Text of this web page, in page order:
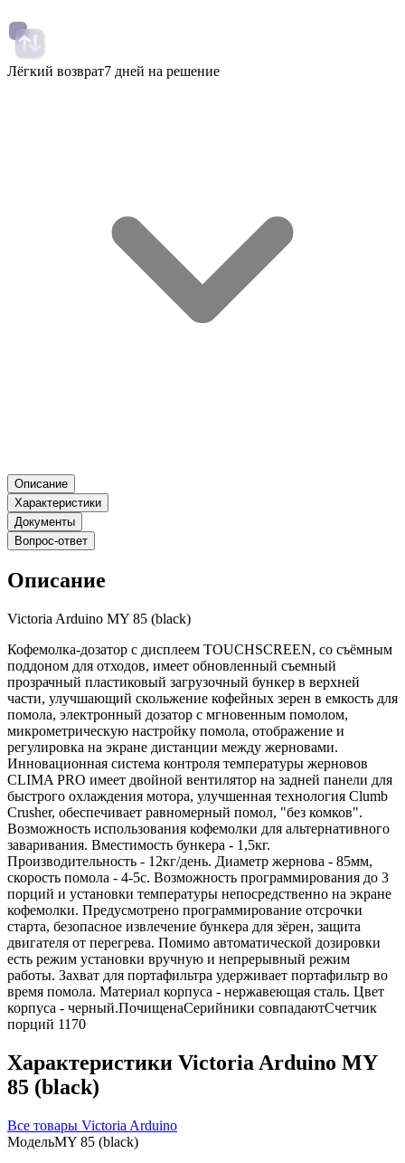
Лёгкий возврат7 дней на решение
Описание
Характеристики
Документы
Вопрос-ответ
Описание
Victoria Arduino MY 85 (black)
Кофемолка-дозатор с дисплеем TOUCHSCREEN, со съёмным
поддоном для отходов, имеет обновленный съемный
прозрачный пластиковый загрузочный бункер в верхней
части, улучшающий скольжение кофейных зерен в емкость для
помола, электронный дозатор с мгновенным помолом,
микрометрическую настройку помола, отображение и
регулировка на экране дистанции между жерновами.
Инновационная система контроля температуры жерновов
CLIMA PRO имеет двойной вентилятор на задней панели для
быстрого охлаждения мотора, улучшенная технология Clumb
Crusher, обеспечивает равномерный помол, "без комков".
Возможность использования кофемолки для альтернативного
заваривания. Вместимость бункера - 1,5кг.
Производительность - 12кг/день. Диаметр жернова - 85мм,
скорость помола - 4-5с. Возможность программирования до 3
порций и установки температуры непосредственно на экране
кофемолки. Предусмотрено программирование отсрочки
старта, безопасное извлечение бункера для зёрен, защита
двигателя от перегрева. Помимо автоматической дозировки
есть режим установки вручную и непрерывный режим
работы. Захват для портафильтра удерживает портафильтр во
время помола. Материал корпуса - нержавеющая сталь. Цвет
корпуса - черный.ПочищенаСерийники совпадаютСчетчик
порций 1170
Характеристики Victoria Arduino MY
85 (black)
Все товары Victoria Arduino
МодельMY 85 (black)